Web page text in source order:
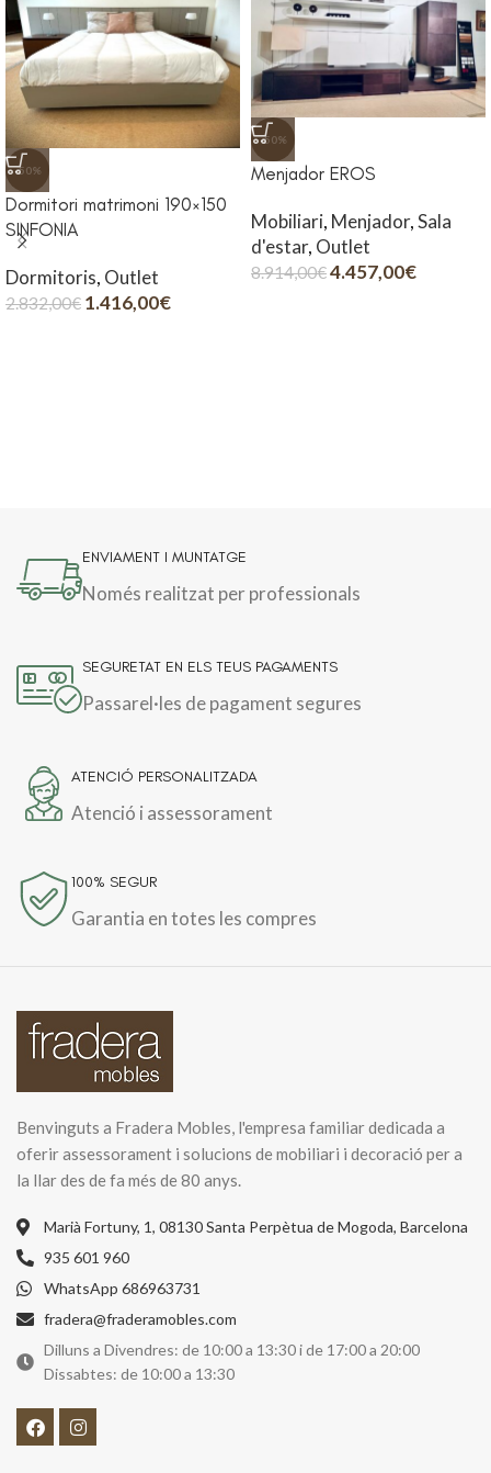
-50%
Dormitori matrimoni 190×150
SINFONIA
Dormitoris, Outlet
2.832,00€ 1.416,00€
-50%
Menjador EROS
Mobiliari, Menjador,Sala
d'estar, Outlet
8.914,00€4.457,00€
ENVIAMENT I MUNTATGE
Només realitzat per professionals
SEGURETAT EN ELS TEUS PAGAMENTS
Passarel·les de pagament segures
ATENCIÓ PERSONALITZADA
Atenció i assessorament
100% SEGUR
Garantia en totes les compres
Benvinguts a Fradera Mobles, l'empresa familiar dedicada a
oferir assessorament i solucions de mobiliari i decoració per a
la llar des de fa més de 80 anys.
Marià Fortuny, 1, 08130 Santa Perpètua de Mogoda, Barcelona
935 601 960
WhatsApp 686963731
fradera@fraderamobles.com
Dilluns a Divendres: de 10:00 a 13:30 i de 17:00 a 20:00
Dissabtes: de 10:00 a 13:30